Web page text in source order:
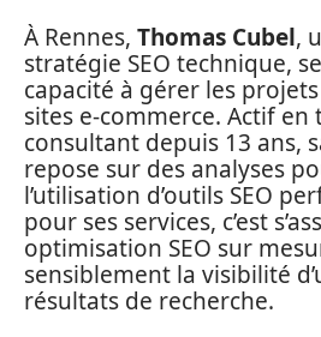
À Rennes, Thomas Cubel,
stratégie SEO technique,
capacité à gérer les
sites e-commerce. Actif en
consultant depuis 13 ans,
repose sur des analyses
l’utilisation d’outils SEO
pour ses services, c’est
optimisation SEO sur
sensiblement la visibilité
résultats de recherche.